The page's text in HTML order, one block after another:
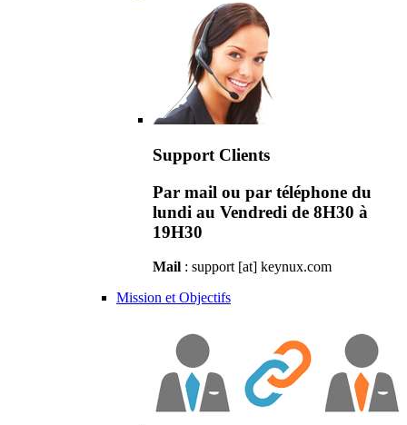
Support Clients
Par mail ou par téléphone du
lundi au Vendredi de 8H30 à
19H30
Mail : support [at] keynux.com
Mission et Objectifs